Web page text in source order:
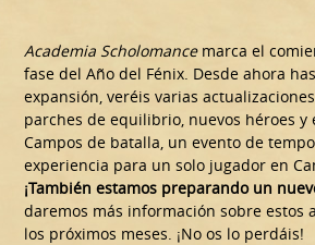
Academia Scholomancemarca el
fase del Año del Fénix. Desde ahora
expansión, veréis varias
parches de equilibrio, nuevos héroes y
Campos de batalla, un evento de
experiencia para un solo jugador en
¡También estamos preparando un
daremos más información sobre estos
los próximos meses. ¡No os lo perdáis!